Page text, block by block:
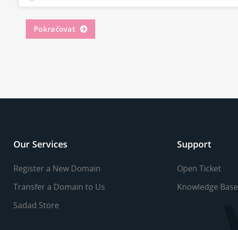
Our Services
Register a New Domain
Transfer a Domain to Us
Sadad Store
Support
Open Ticket
Knowledge Base